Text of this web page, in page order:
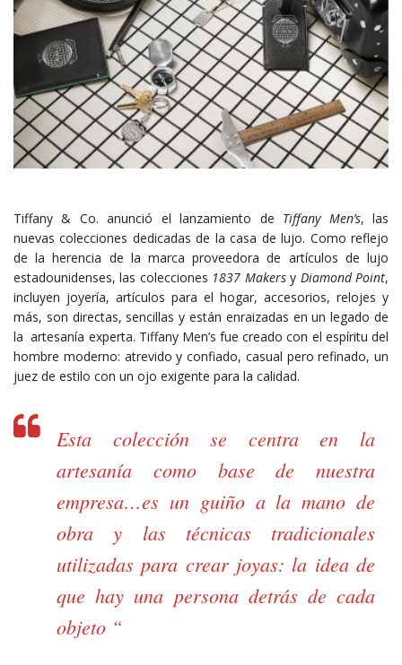
Tiffany & Co. anunció el lanzamiento de Tiffany Men’s, las
nuevas colecciones dedicadas de la casa de lujo. Como reflejo
de la herencia de la marca proveedora de artículos de lujo
estadounidenses, las colecciones 1837 Makersy Diamond Point,
incluyen joyería, artículos para el hogar, accesorios, relojes y
más, son directas, sencillas y están enraizadas en un legado de
la artesanía experta. Tiffany Men’s fue creado con el espíritu del
hombre moderno: atrevido y confiado, casual pero refinado, un
juez de estilo con un ojo exigente para la calidad.
Esta colección se centra en la
artesanía como base de nuestra
empresa…es un guiño a la mano de
obra y las técnicas tradicionales
utilizadas para crear joyas: la idea de
que hay una persona detrás de cada
objeto “